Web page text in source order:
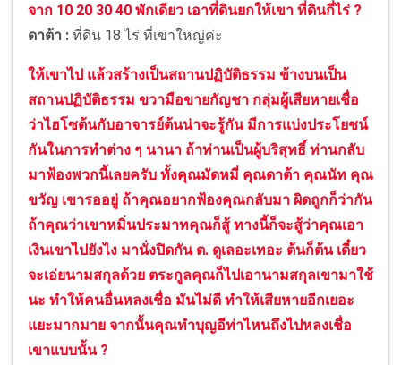
จาก 10 20 30 40 พักเดียว เอาที่ดินยกให้เขา ที่ดินกี่ไร่ ?
ดาต้า : ที่ดิน 18 ไร่ ที่เขาใหญ่ค่ะ
ให้เขาไป แล้วสร้างเป็นสถานปฏิบัติธรรม ข้างบนเป็น
สถานปฏิบัติธรรม ขวามือขายกัญชา กลุ่มผู้เสียหายเชื่อ
ว่าไฮโซต้นกับอาจารย์ต้นน่าจะรู้กัน มีการแบ่งประโยชน์
กันในการทำต่าง ๆ นานา ถ้าท่านเป็นผู้บริสุทธิ์ ท่านกลับ
มาฟ้องพวกนี้เลยครับ ทั้งคุณมัดหมี่ คุณดาต้า คุณนัท คุณ
ขวัญ เขารออยู่ ถ้าคุณอยากฟ้องคุณกลับมา ผิดถูกก็ว่ากัน
ถ้าคุณว่าเขาหมิ่นประมาทคุณก็สู้ ทางนี้ก็จะสู้ว่าคุณเอา
เงินเขาไปยังไง มานั่งปิดกัน ต. ดูเลอะเทอะ ต้นก็ต้น เดี๋ยว
จะเอ่ยนามสกุลด้วย ตระกูลคุณก็ไปเอานามสกุลเขามาใช้
นะ ทำให้คนอื่นหลงเชื่อ มันไม่ดี ทำให้เสียหายอีกเยอะ
แยะมากมาย จากนั้นคุณทำบุญอีท่าไหนถึงไปหลงเชื่อ
เขาแบบนั้น ?